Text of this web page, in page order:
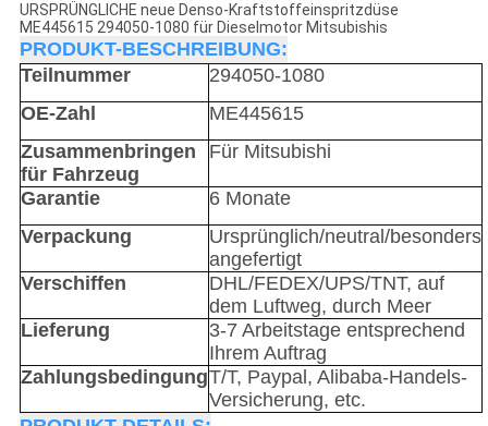
URSPRÜNGLICHE neue Denso-Kraftstoffeinspritzdüse
ME445615 294050-1080 für Dieselmotor Mitsubishis
PRODUKT-BESCHREIBUNG:
Teilnummer
294050-1080
OE-Zahl
ME445615
Zusammenbringen
für Fahrzeug
Für Mitsubishi
Garantie
6 Monate
Verpackung
Ursprünglich/neutral/besonders
angefertigt
Verschiffen
DHL/FEDEX/UPS/TNT, auf
dem Luftweg, durch Meer
Lieferung
3-7 Arbeitstage entsprechend
Ihrem Auftrag
ZahlungsbedingungT/T, Paypal, Alibaba-Handels-
Versicherung, etc.